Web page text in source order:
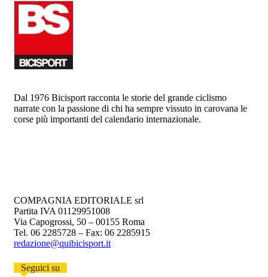
Dal 1976 Bicisport racconta le storie del grande ciclismo
narrate con la passione di chi ha sempre vissuto in carovana le
corse più importanti del calendario internazionale.
COMPAGNIA EDITORIALE srl
Partita IVA 01129951008
Via Capogrossi, 50 – 00155 Roma
Tel. 06 2285728 – Fax: 06 2285915
redazione@quibicisport.it
Seguici su